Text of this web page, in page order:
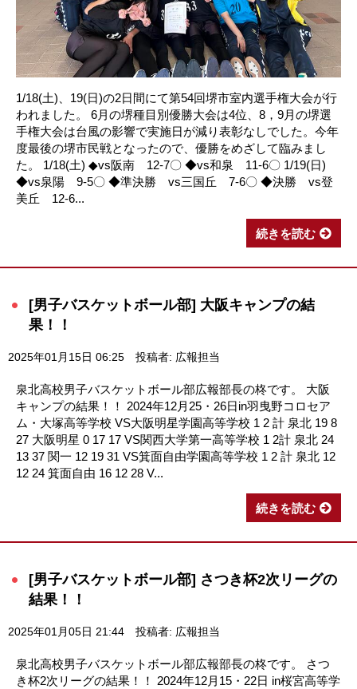
1/18(土)、19(日)の2日間にて第54回堺市室内選手権大会が行
われました。 6月の堺種目別優勝大会は4位、8，9月の堺選
手権大会は台風の影響で実施日が減り表彰なしでした。今年
度最後の堺市民戦となったので、優勝をめざして臨みまし
た。 1/18(土) ◆vs阪南 12-7〇 ◆vs和泉 11-6〇 1/19(日)
◆vs泉陽 9-5〇 ◆準決勝 vs三国丘 7-6〇 ◆決勝 vs登
美丘 12-6...
続きを読む
[男子バスケットボール部] 大阪キャンプの結
果！！
2025年01月15日 06:25 投稿者: 広報担当
泉北高校男子バスケットボール部広報部長の柊です。 大阪
キャンプの結果！！ 2024年12月25・26日in羽曳野コロセア
ム・大塚高等学校 VS大阪明星学園高等学校 1 2 計 泉北 19 8
27 大阪明星 0 17 17 VS関西大学第一高等学校 1 2計 泉北 24
13 37 関一 12 19 31 VS箕面自由学園高等学校 1 2 計 泉北 12
12 24 箕面自由 16 12 28 V...
続きを読む
[男子バスケットボール部] さつき杯2次リーグの
結果！！
2025年01月05日 21:44 投稿者: 広報担当
泉北高校男子バスケットボール部広報部長の柊です。 さつ
き杯2次リーグの結果！！ 2024年12月15・22日 in桜宮高等学